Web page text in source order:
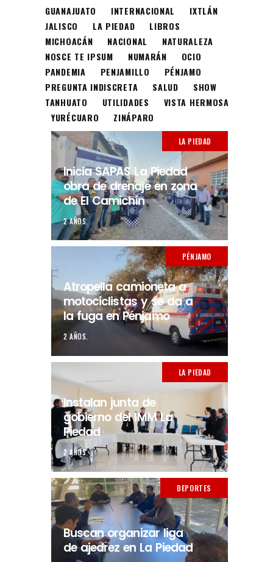
GUANAJUATO
INTERNACIONAL
IXTLÁN
JALISCO
LA PIEDAD
LIBROS
MICHOACÁN
NACIONAL
NATURALEZA
NOSCE TE IPSUM
NUMARÁN
OCIO
PANDEMIA
PENJAMILLO
PÉNJAMO
PREGUNTA INDISCRETA
SALUD
SHOW
TANHUATO
UTILIDADES
VISTA HERMOSA
YURÉCUARO
ZINÁPARO
LA PIEDAD
Inicia SAPAS La Piedad
obra de drenaje en zona
de El Camichín
2 AÑOS.
PÉNJAMO
Atropella camioneta a
motociclistas y se da a
la fuga en Pénjamo
2 AÑOS.
LA PIEDAD
Instalan junta de
gobierno del IMM La
Piedad
2 AÑOS.
DEPORTES
Buscan organizar liga
de ajedrez en La Piedad